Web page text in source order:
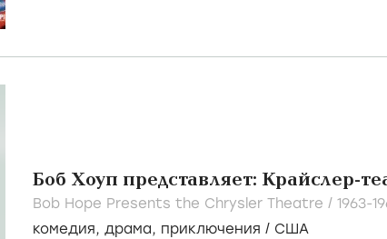
Боб Хоуп представляет: Крайслер-
Bob Hope Presents the Chrysler Theatre / 1963-
комедия, драма, приключения / США